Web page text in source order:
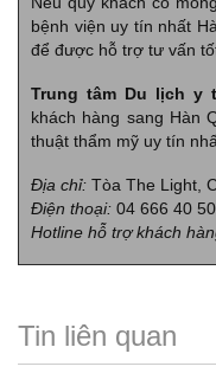
bệnh viện uy tín nhất
để được hỗ trợ tư vấn
Trung tâm Du lịch y
khách hàng sang Hàn
thuật thẩm mỹ uy tín
Địa chỉ: Tòa The Light,
Điện thoại: 04 666 40
Hotline hỗ trợ khách
Tin liên quan